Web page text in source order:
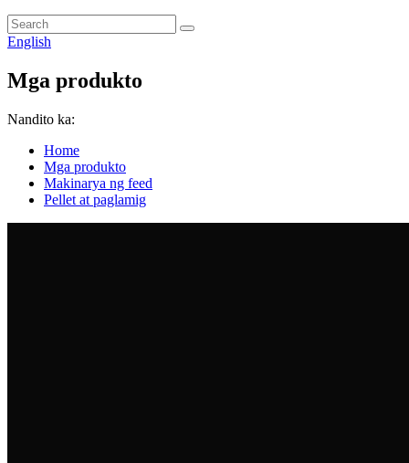
English
Mga produkto
Nandito ka:
Home
Mga produkto
Makinarya ng feed
Pellet at paglamig